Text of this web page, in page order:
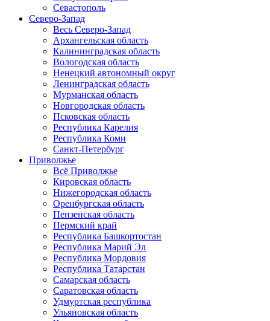
Севастополь
Северо-Запад
Весь Северо-Запад
Архангельская область
Калининградская область
Вологодская область
Ненецкий автономный округ
Ленинградская область
Мурманская область
Новгородская область
Псковская область
Республика Карелия
Республика Коми
Санкт-Петербург
Приволжье
Всё Приволжье
Кировская область
Нижегородская область
Оренбургская область
Пензенская область
Пермский край
Республика Башкортостан
Республика Марий Эл
Республика Мордовия
Республика Татарстан
Самарская область
Саратовская область
Удмуртская республика
Ульяновская область